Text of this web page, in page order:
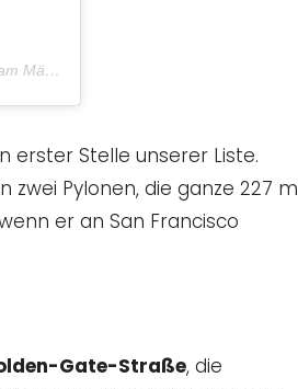
Mär 12, 2017 um 5:51 PDT
erster Stelle unserer Liste.
Pylonen, die ganze 227 m
er an San Francisco
Gate-Straße, die